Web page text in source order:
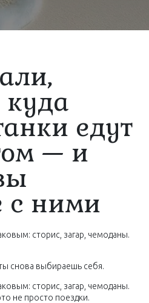
куда
едут
— и
с ними
сторис, загар, чемоданы.
снова выбираешь себя.
сторис, загар, чемоданы.
не просто поездки.